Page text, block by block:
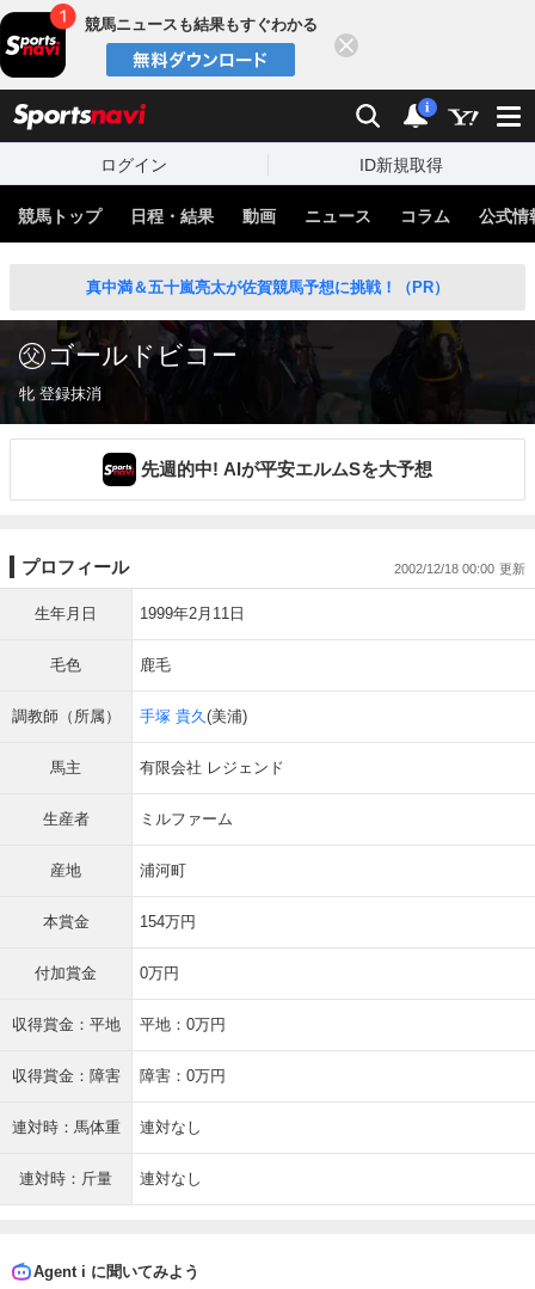
競馬ニュースも結果もすぐわかる
検索 通知
i
ログイン ID新規取得
競馬トップ 日程・結果 動画 ニュース コラム 公式情
真中満＆五十嵐亮太が佐賀競馬予想に挑戦！（PR）
ゴールドビコー
牝 登録抹消
先週的中! AIが平安エルムSを大予想
プロフィール 2002/12/18 00:00
生年月日 1999年2月11日
毛色 鹿毛
調教師（所属） 手塚 貴久(美浦)
馬主 有限会社 レジェンド
生産者 ミルファーム
産地 浦河町
本賞金 154万円
付加賞金 0万円
収得賞金：平地 平地：0万円
収得賞金：障害 障害：0万円
連対時：馬体重 連対なし
連対時：斤量 連対なし
Agent i に聞いてみよう